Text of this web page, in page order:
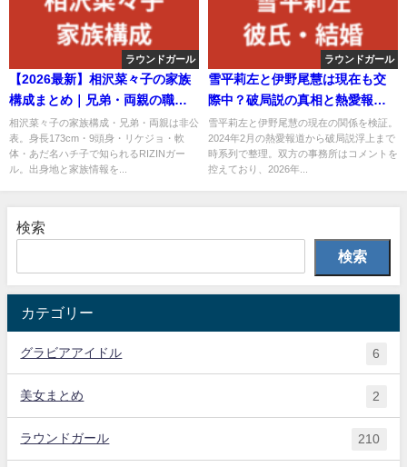
ラウンドガール
【2026最新】相沢菜々子の家族
構成まとめ｜兄弟・両親の職
業・出身地を公式情報で解説
相沢菜々子の家族構成・兄弟・両親は非公
表。身長173cm・9頭身・リケジョ・軟
体・あだ名ハチ子で知られるRIZINガー
ル。出身地と家族情報を...
ラウンドガール
雪平莉左と伊野尾慧は現在も交
際中？破局説の真相と熱愛報道
の経緯・最新発言を徹底検証
【2026最新】
雪平莉左と伊野尾慧の現在の関係を検証。
2024年2月の熱愛報道から破局説浮上まで
時系列で整理。双方の事務所はコメントを
控えており、2026年...
検索
検索
カテゴリー
グラビアアイドル 6
美女まとめ 2
ラウンドガール 210